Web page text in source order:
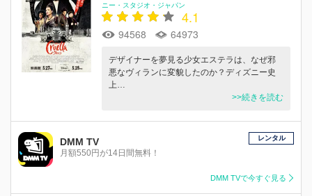
ニー・スタジオ・ジャパン
4.1
94568 64973
デザイナーを夢見る少女エステラは、なぜ邪
悪なヴィランに変貌したのか？ディズニー史
上…
>>続きを読む
DMM TV
月額550円が14日間無料！
レンタル
DMM TVで今すぐ見る